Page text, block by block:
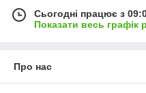
Сьогодні працює з
Показати весь графік
Про нас